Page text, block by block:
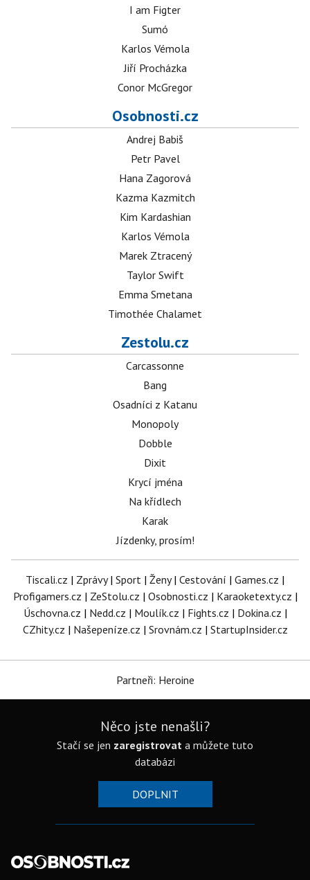
I am Figter
Sumó
Karlos Vémola
Jiří Procházka
Conor McGregor
Osobnosti.cz
Andrej Babiš
Petr Pavel
Hana Zagorová
Kazma Kazmitch
Kim Kardashian
Karlos Vémola
Marek Ztracený
Taylor Swift
Emma Smetana
Timothée Chalamet
Zestolu.cz
Carcassonne
Bang
Osadníci z Katanu
Monopoly
Dobble
Dixit
Krycí jména
Na křídlech
Karak
Jízdenky, prosím!
Tiscali.cz | Zprávy| Sport | Ženy| Cestování | Games.cz |
Profigamers.cz | ZeStolu.cz | Osobnosti.cz | Karaoketexty.cz |
Úschovna.cz | Nedd.cz | Moulík.cz | Fights.cz | Dokina.cz |
CZhity.cz | Našepeníze.cz | Srovnám.cz | StartupInsider.cz
Partneři: Heroine
Něco jste nenašli?
Stačí se jen zaregistrovat a můžete tuto
databázi
DOPLNIT